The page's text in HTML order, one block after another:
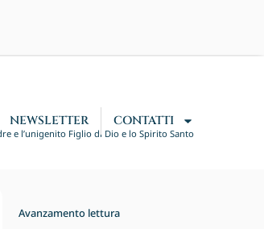
NEWSLETTER CONTATTI
e l’unigenito Figlio di Dio e lo Spirito Santo
Avanzamento lettura